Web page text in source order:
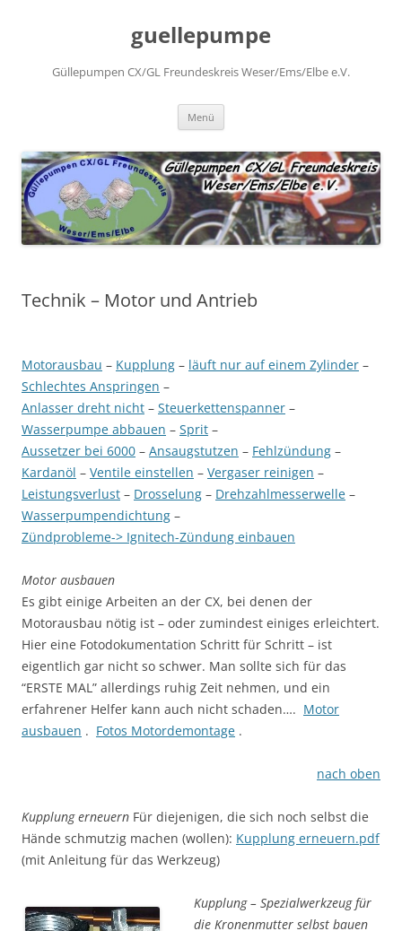
guellepumpe
Güllepumpen CX/GL Freundeskreis Weser/Ems/Elbe e.V.
Menü
Technik – Motor und Antrieb
Motorausbau – Kupplung – läuft nur auf einem Zylinder –
Schlechtes Anspringen –
Anlasser dreht nicht – Steuerkettenspanner –
Wasserpumpe abbauen – Sprit –
Aussetzer bei 6000 – Ansaugstutzen – Fehlzündung –
Kardanöl – Ventile einstellen – Vergaser reinigen –
Leistungsverlust – Drosselung – Drehzahlmesserwelle –
Wasserpumpendichtung –
Zündprobleme-> Ignitech-Zündung einbauen
Motor ausbauen
Es gibt einige Arbeiten an der CX, bei denen der
Motorausbau nötig ist – oder zumindest einiges erleichtert.
Hier eine Fotodokumentation Schritt für Schritt – ist
eigentlich gar nicht so schwer. Man sollte sich für das
“ERSTE MAL” allerdings ruhig Zeit nehmen, und ein
erfahrener Helfer kann auch nicht schaden…. Motor
ausbauen . Fotos Motordemontage .
nach oben
Kupplung erneuern Für diejenigen, die sich noch selbst die
Hände schmutzig machen (wollen): Kupplung erneuern.pdf
(mit Anleitung für das Werkzeug)
Kupplung – Spezialwerkzeug für
die Kronenmutter selbst bauen